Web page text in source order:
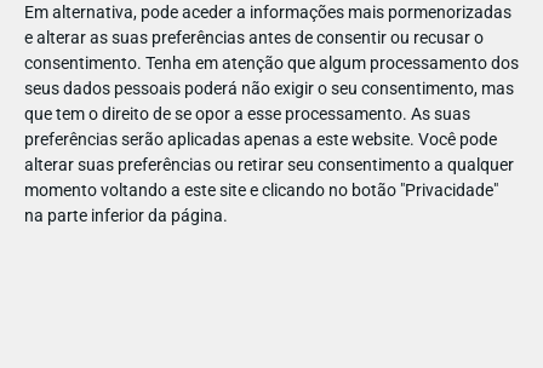
Em alternativa, pode aceder a informações mais pormenorizadas
e alterar as suas preferências antes de consentir ou recusar o
consentimento. Tenha em atenção que algum processamento dos
seus dados pessoais poderá não exigir o seu consentimento, mas
que tem o direito de se opor a esse processamento. As suas
preferências serão aplicadas apenas a este website. Você pode
alterar suas preferências ou retirar seu consentimento a qualquer
momento voltando a este site e clicando no botão "Privacidade"
na parte inferior da página.
81572429070514